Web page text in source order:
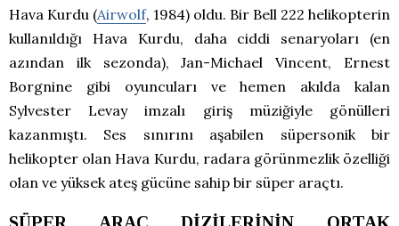
Hava Kurdu (Airwolf, 1984) oldu. Bir Bell 222 helikopterin
kullanıldığı Hava Kurdu, daha ciddi senaryoları (en
azından ilk sezonda), Jan-Michael Vincent, Ernest
Borgnine gibi oyuncuları ve hemen akılda kalan
Sylvester Levay imzalı giriş müziğiyle gönülleri
kazanmıştı. Ses sınırını aşabilen süpersonik bir
helikopter olan Hava Kurdu, radara görünmezlik özelliği
olan ve yüksek ateş gücüne sahip bir süper araçtı.
SÜPER ARAÇ DİZİLERİNİN ORTAK